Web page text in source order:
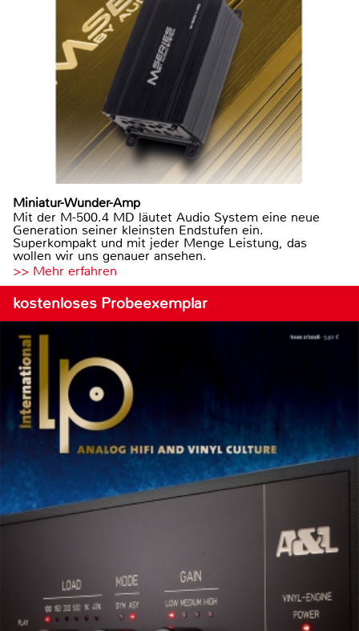
Miniatur-Wunder-Amp
Mit der M-500.4 MD läutet Audio System eine neue
Generation seiner kleinsten Endstufen ein.
Superkompakt und mit jeder Menge Leistung, das
wollen wir uns genauer ansehen.
>> Mehr erfahren
kostenloses Probeexemplar